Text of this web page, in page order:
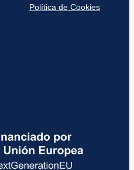
Política de Cookies